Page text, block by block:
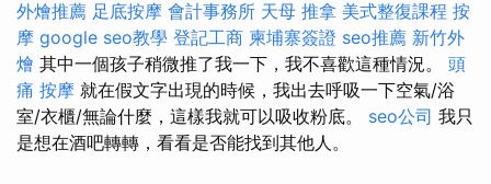
外燴推薦 足底按摩 會計事務所 天母 推拿 美式整復課程 按
摩 google seo教學 登記工商 柬埔寨簽證 seo推薦 新竹外
燴 其中一個孩子稍微推了我一下，我不喜歡這種情況。 頭
痛 按摩 就在假文字出現的時候，我出去呼吸一下空氣/浴
室/衣櫃/無論什麼，這樣我就可以吸收粉底。 seo公司 我只
是想在酒吧轉轉，看看是否能找到其他人。